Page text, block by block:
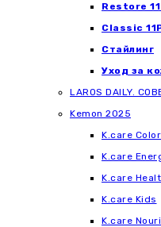
Restore
Classic
Стайлинг
Уход за
LAROS DAILY.
Kemon 2025
K.care
K.care
K.care
K.care Kids
K.care